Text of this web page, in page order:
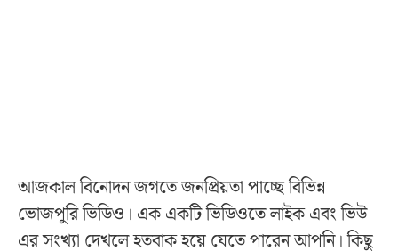
আজকাল বিনোদন জগতে জনপ্রিয়তা পাচ্ছে বিভিন্ন
ভোজপুরি ভিডিও। এক একটি ভিডিওতে লাইক এবং ভিউ
এর সংখ্যা দেখলে হতবাক হয়ে যেতে পারেন আপনি। কিছু